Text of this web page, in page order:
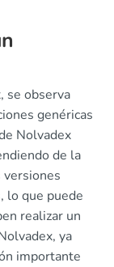
se observa
genéricas
Nolvadex
de la
versiones
lo que puede
realizar un
ya
importante